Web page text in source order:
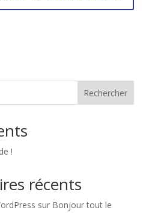
Rechercher
!
récents
sur Bonjour tout le